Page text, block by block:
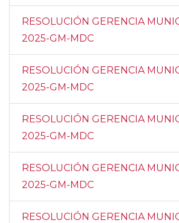
RESOLUCIÓN GERENCIA
2025-GM-MDC
RESOLUCIÓN GERENCIA
2025-GM-MDC
RESOLUCIÓN GERENCIA
2025-GM-MDC
RESOLUCIÓN GERENCIA
2025-GM-MDC
RESOLUCIÓN GERENCIA